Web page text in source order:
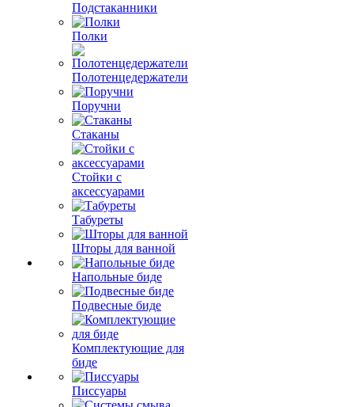
Подстаканники
Полки
Полотенцедержатели
Поручни
Стаканы
Стойки с
аксессуарами
Табуреты
Шторы для ванной
Напольные биде
Подвесные биде
Комплектующие для
биде
Писсуары